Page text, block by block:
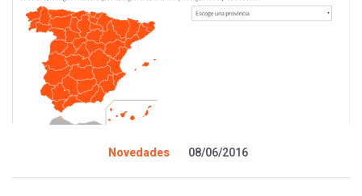
Novedades 08/06/2016